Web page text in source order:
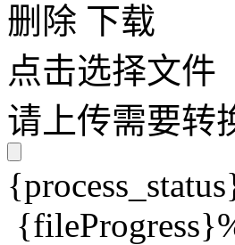
删除 下载
点击选择文件
请上传需要转